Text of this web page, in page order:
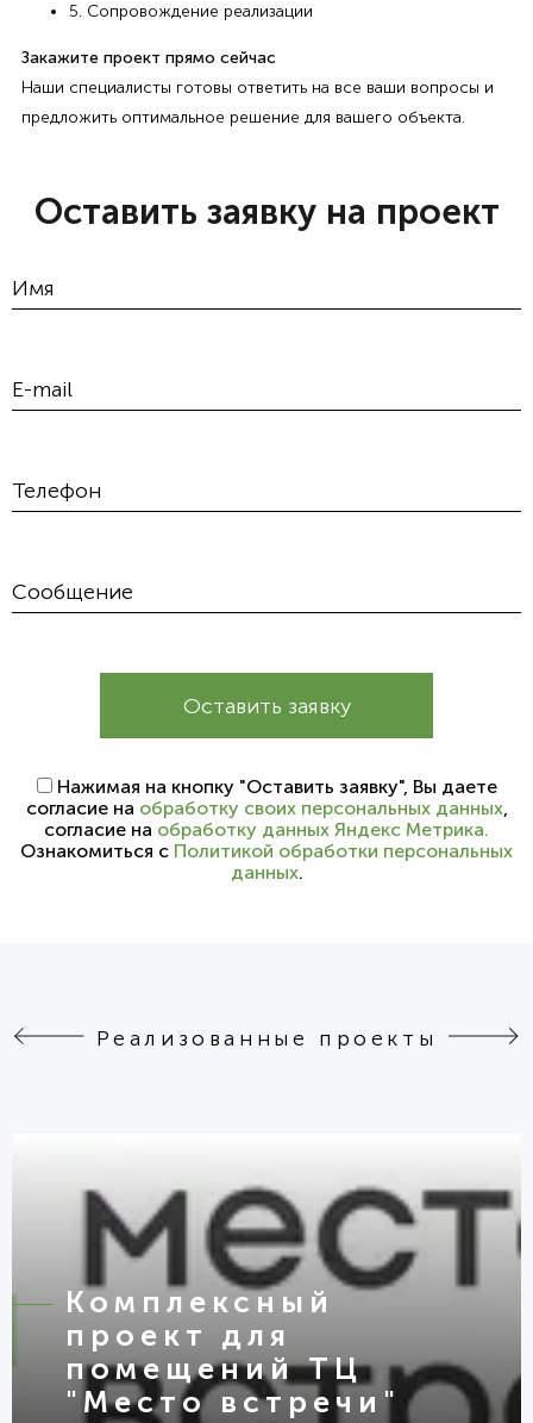
5. Сопровождение реализации
Закажите проект прямо сейчас
Наши специалисты готовы ответить на все ваши вопросы и
предложить оптимальное решение для вашего объекта.
Оставить заявку на проект
Оставить заявку
Нажимая на кнопку "Оставить заявку", Вы даете
согласие на обработку своих персональных данных,
согласие на обработку данных Яндекс Метрика.
Ознакомиться с Политикой обработки персональных
данных.
Реализованные проекты
Комплексный
проект для
помещений ТЦ
"Место встречи"